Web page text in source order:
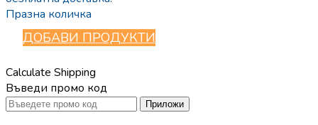
Празна количка
ДОБАВИ ПРОДУКТИ
Calculate Shipping
Въведи промо код
Приложи